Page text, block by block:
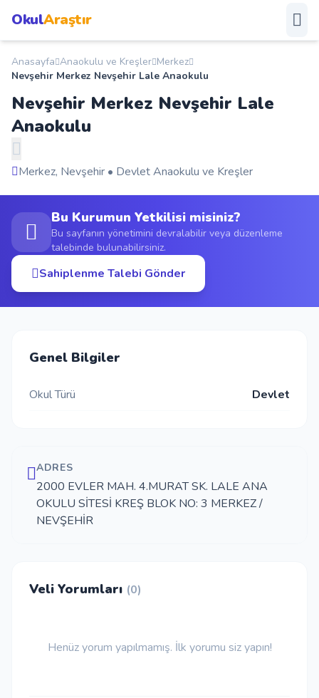
OkulAraştır
Anasayfa
Okullar
Duyurular
S.S.S.
Blog
Okul Ekle
Anasayfa Anaokulu ve Kreşler Merkez
Nevşehir Merkez Nevşehir Lale Anaokulu
Nevşehir Merkez Nevşehir Lale
Anaokulu
Merkez, Nevşehir • Devlet Anaokulu ve Kreşler
Bu Kurumun Yetkilisi misiniz?
Bu sayfanın yönetimini devralabilir veya düzenleme
talebinde bulunabilirsiniz.
Sahiplenme Talebi Gönder
Genel Bilgiler
Okul Türü Devlet
ADRES
2000 EVLER MAH. 4.MURAT SK. LALE ANA
OKULU SİTESİ KREŞ BLOK NO: 3 MERKEZ /
NEVŞEHİR
Veli Yorumları (0)
Henüz yorum yapılmamış. İlk yorumu siz yapın!